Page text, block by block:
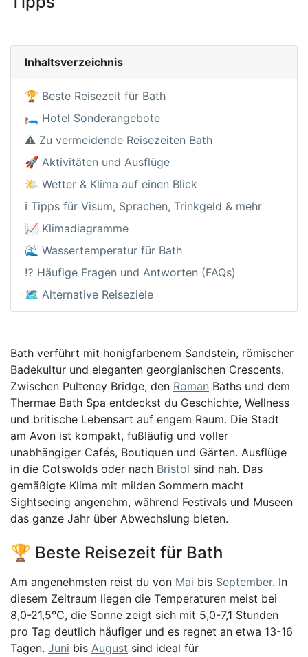
Inhaltsverzeichnis
🏆 Beste Reisezeit für Bath
🛏️ Hotel Sonderangebote
⚠️ Zu vermeidende Reisezeiten Bath
🚀 Aktivitäten und Ausflüge
🌤️ Wetter & Klima auf einen Blick
ℹ️ Tipps für Visum, Sprachen, Trinkgeld & mehr
📈 Klimadiagramme
🌊 Wassertemperatur für Bath
⁉️ Häufige Fragen und Antworten (FAQs)
🗺️ Alternative Reiseziele
Bath verführt mit honigfarbenem Sandstein, römischer
Badekultur und eleganten georgianischen Crescents.
Zwischen Pulteney Bridge, den Roman Baths und dem
Thermae Bath Spa entdeckst du Geschichte, Wellness
und britische Lebensart auf engem Raum. Die Stadt
am Avon ist kompakt, fußläufig und voller
unabhängiger Cafés, Boutiquen und Gärten. Ausflüge
in die Cotswolds oder nach Bristol sind nah. Das
gemäßigte Klima mit milden Sommern macht
Sightseeing angenehm, während Festivals und Museen
das ganze Jahr über Abwechslung bieten.
🏆 Beste Reisezeit für Bath
Am angenehmsten reist du von Mai bis September. In
diesem Zeitraum liegen die Temperaturen meist bei
8,0-21,5°C, die Sonne zeigt sich mit 5,0-7,1 Stunden
pro Tag deutlich häufiger und es regnet an etwa 13-16
Tagen. Juni bis August sind ideal für